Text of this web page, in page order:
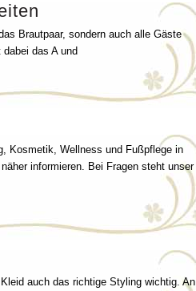
Brautpaar, sondern auch alle Gäste
das A und
Kosmetik, Wellness und Fußpflege in
informieren. Bei Fragen steht unser
auch das richtige Styling wichtig. An